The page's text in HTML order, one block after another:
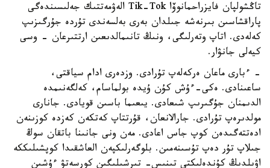
تاڭشولپان فايزراحمانوۆا Tik-Tok الەۋمەتتىك جەلىسىندەگى
پاراقشاسىن بىرنەشە جىلدان بەرى بەلسەندى تۇردە جۇرگىزىپ
كەلەدى. اتاپ وتەرلىگى، ونىڭ تانىمالدىعىن ارتتىرعان - وسى
كيەلى جانۋار.
- ءبارى ماعان ەركەلەپ تۇرادى. وزدەرى ادام سياقتى،
ساعىنادى. ەكى-ءۇش كۇن ۇيدە بولماسام، كەلگەنىمدە
الدىمنان جۇگىرىپ شىعادى. يىعىما باسىن قويادى. جانارى
مولدىرەپ تۇرادى. جارالانعان، قۇرتتاپ كەتكەن كەزدە كوزىنەن
ادەتتەگىدەن كوپ جاس اعادى. مەن ونى جانىنا باتقان سوڭ
جىلاپ تۇر دەپ تۇسىنەمىن. بلوگەرلىكپەن العاشقىدا كوپشىلىككە
اۋىلدىڭ كۇندەلىكتى تىنىس- تىرشىلىگىن كورسەتۋ ءۇشىن